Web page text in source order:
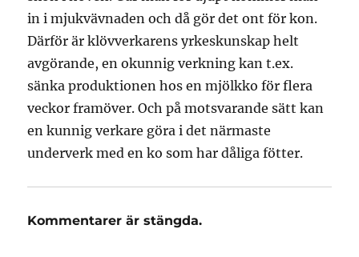
in i mjukvävnaden och då gör det ont för kon.
Därför är klövverkarens yrkeskunskap helt
avgörande, en okunnig verkning kan t.ex.
sänka produktionen hos en mjölkko för flera
veckor framöver. Och på motsvarande sätt kan
en kunnig verkare göra i det närmaste
underverk med en ko som har dåliga fötter.
Kommentarer är stängda.